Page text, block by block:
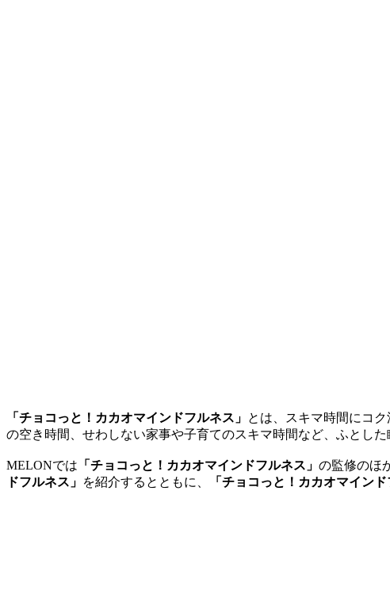
「チョコっと！カカオマインドフルネス」 とは、スキマ時間にコ
の空き時間、せわしない家事や子育てのスキマ時間など、ふとした
MELONでは 「チョコっと！カカオマインドフルネス」 の監修のほ
ドフルネス」 を紹介するとともに、 「チョコっと！カカオマインド